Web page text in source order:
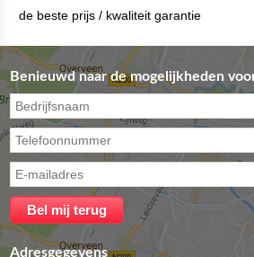
de beste prijs / kwaliteit garantie
Benieuwd naar de mogelijkheden
Adresgegevens